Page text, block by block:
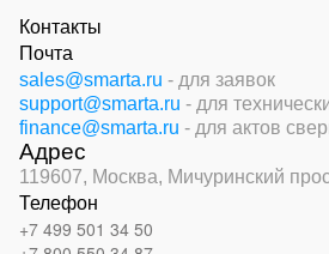
Контакты
Почта
sales@smarta.ru - для заявок
support@smarta.ru - для
finance@smarta.ru - для актов
Адрес
119607, Москва, Мичуринский
Телефон
+7 499 501 34 50